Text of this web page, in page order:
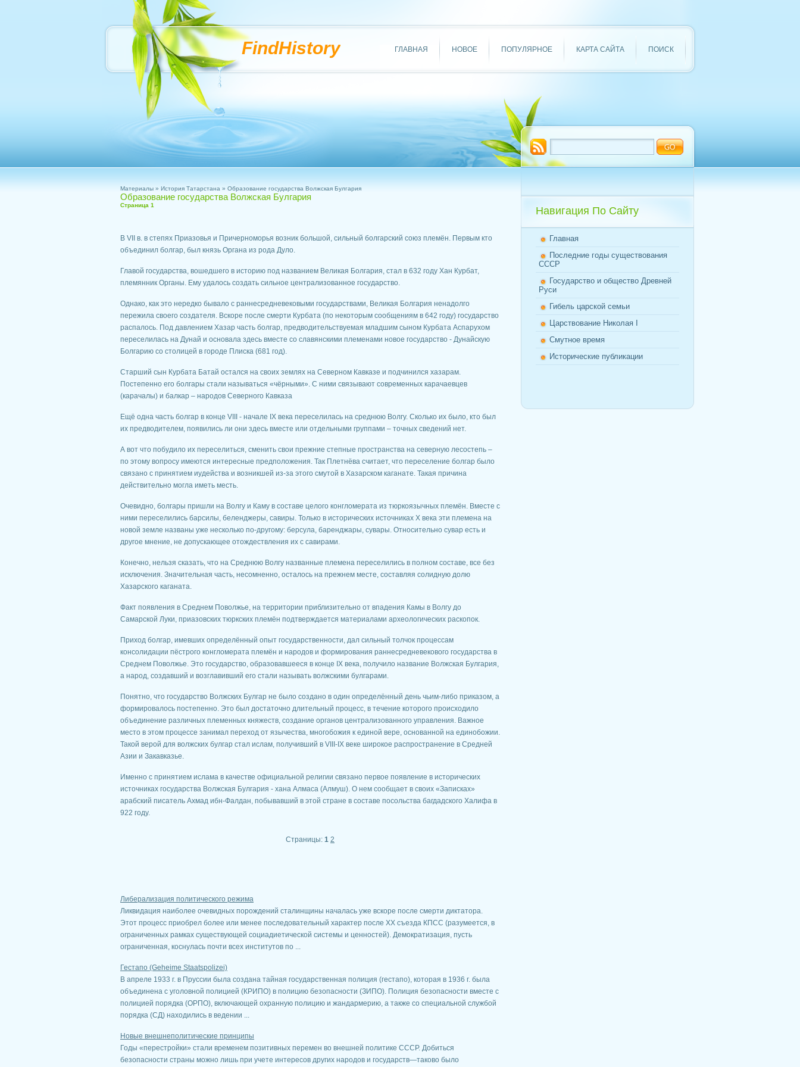
FindHistory ГЛАВНАЯ НОВОЕ ПОПУЛЯРНОЕ КАРТА САЙТА ПОИСК
Материалы » История Татарстана » Образование государства Волжская Булгария
Образование государства Волжская Булгария
Страница 1
В VII в. в степях Приазовья и Причерноморья возник большой, сильный болгарский союз племён. Первым кто
объединил болгар, был князь Органа из рода Дуло.
Главой государства, вошедшего в историю под названием Великая Болгария, стал в 632 году Хан Курбат,
племянник Органы. Ему удалось создать сильное централизованное государство.
Однако, как это нередко бывало с раннесредневековыми государствами, Великая Болгария ненадолго
пережила своего создателя. Вскоре после смерти Курбата (по некоторым сообщениям в 642 году) государство
распалось. Под давлением Хазар часть болгар, предводительствуемая младшим сыном Курбата Аспарухом
переселилась на Дунай и основала здесь вместе со славянскими племенами новое государство - Дунайскую
Болгарию со столицей в городе Плиска (681 год).
Старший сын Курбата Батай остался на своих землях на Северном Кавказе и подчинился хазарам.
Постепенно его болгары стали называться «чёрными». С ними связывают современных карачаевцев
(карачалы) и балкар – народов Северного Кавказа
Ещё одна часть болгар в конце VIII - начале IX века переселилась на среднюю Волгу. Сколько их было, кто был
их предводителем, появились ли они здесь вместе или отдельными группами – точных сведений нет.
А вот что побудило их переселиться, сменить свои прежние степные пространства на северную лесостепь –
по этому вопросу имеются интересные предположения. Так Плетнёва считает, что переселение болгар было
связано с принятием иудейства и возникшей из-за этого смутой в Хазарском каганате. Такая причина
действительно могла иметь месть.
Очевидно, болгары пришли на Волгу и Каму в составе целого конгломерата из тюркоязычных племён. Вместе с
ними переселились барсилы, беленджеры, савиры. Только в исторических источниках X века эти племена на
новой земле названы уже несколько по-другому: берсула, баренджары, сувары. Относительно сувар есть и
другое мнение, не допускающее отождествления их с савирами.
Конечно, нельзя сказать, что на Среднюю Волгу названные племена переселились в полном составе, все без
исключения. Значительная часть, несомненно, осталось на прежнем месте, составляя солидную долю
Хазарского каганата.
Факт появления в Среднем Поволжье, на территории приблизительно от впадения Камы в Волгу до
Самарской Луки, приазовских тюркских племён подтверждается материалами археологических раскопок.
Приход болгар, имевших определённый опыт государственности, дал сильный толчок процессам
консолидации пёстрого конгломерата племён и народов и формирования раннесредневекового государства в
Среднем Поволжье. Это государство, образовавшееся в конце IX века, получило название Волжская Булгария,
а народ, создавший и возглавивший его стали называть волжскими булгарами.
Понятно, что государство Волжских Булгар не было создано в один определённый день чьим-либо приказом, а
формировалось постепенно. Это был достаточно длительный процесс, в течение которого происходило
объединение различных племенных княжеств, создание органов централизованного управления. Важное
место в этом процессе занимал переход от язычества, многобожия к единой вере, основанной на единобожии.
Такой верой для волжских булгар стал ислам, получивший в VIII-IX веке широкое распространение в Средней
Азии и Закавказье.
Именно с принятием ислама в качестве официальной религии связано первое появление в исторических
источниках государства Волжская Булгария - хана Алмаса (Алмуш). О нем сообщает в своих «Записках»
арабский писатель Ахмад ибн-Фалдан, побывавший в этой стране в составе посольства багдадского Халифа в
922 году.
Страницы: 1 2
Либерализация политического режима
Ликвидация наиболее очевидных порождений сталинщины началась уже вскоре после смерти диктатора.
Этот процесс приобрел более или менее последовательный характер после XX съезда КПСС (разумеется, в
ограниченных рамках существующей социадиетической системы и ценностей). Демократизация, пусть
ограниченная, коснулась почти всех институтов по ...
Гестапо (Geheime Staatspolizei)
В апреле 1933 г. в Пруссии была создана тайная государственная полиция (гестапо), которая в 1936 г. была
объединена с уголовной полицией (КРИПО) в полицию безопасности (ЗИПО). Полиция безопасности вместе с
полицией порядка (ОРПО), включающей охранную полицию и жандармерию, а также со специальной службой
порядка (СД) находились в ведении ...
Новые внешнеполитические принципы
Годы «перестройки» стали временем позитивных перемен во внешней политике СССР. Добиться
безопасности страны можно лишь при учете интересов других народов и государств—таково было
Навигация По Сайту
Главная
Последние годы существования
СССР
Государство и общество Древней
Руси
Гибель царской семьи
Царствование Николая I
Смутное время
Исторические публикации